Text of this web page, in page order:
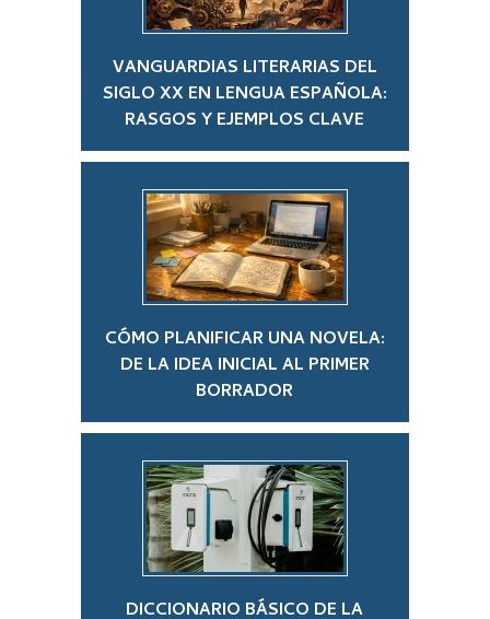
VANGUARDIAS LITERARIAS DEL
SIGLO XX EN LENGUA ESPAÑOLA:
RASGOS Y EJEMPLOS CLAVE
CÓMO PLANIFICAR UNA NOVELA:
DE LA IDEA INICIAL AL PRIMER
BORRADOR
DICCIONARIO BÁSICO DE LA